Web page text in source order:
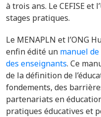
à trois ans. Le CEFISE et
stages pratiques.
Le MENAPLN et l’ONG
enfin édité un manuel
des enseignants. Ce
de la définition de
fondements, des
partenariats en
pratiques éducatives et